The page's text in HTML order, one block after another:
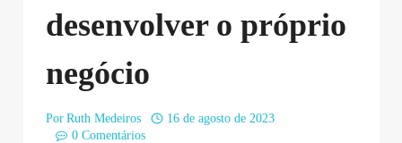
desenvolver o próprio
negócio
Por Ruth Medeiros
16 de agosto de 2023
0 Comentários